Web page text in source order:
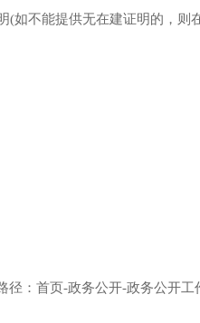
如不能提供无在建证明的，则
径：首页-政务公开-政务公开